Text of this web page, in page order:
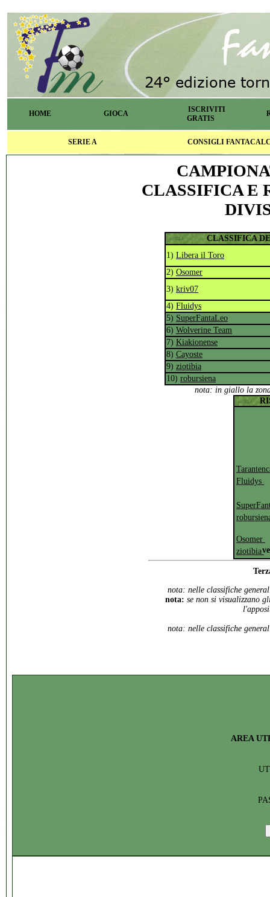
HOME GIOCA
ISCRIVITI
GRATIS
SERIE A CONSIGLI
CLASSIFICA E
CLASSIFICA
1) Libera il Toro
2) Osomer
3) kriv07
4) Fluidys
5) SuperFantaLeo
6) Wolverine Team
7) Kiakionense
8) Cayoste
9) ziotibia
10) robursiena
nota: in giallo la zona
Fluidys
Osomer
ziotibia
nota: nelle classifiche
nota: se non si visualizzano
nota: nelle classifiche
AREA